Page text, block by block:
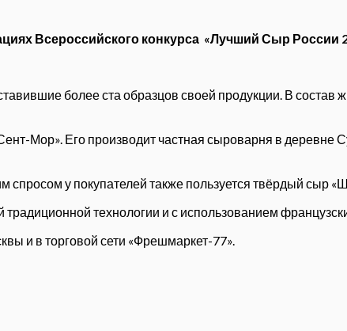
Всероссийского конкурса «Лучший Сыр России
более ста образцов своей продукции. В
Мор». Его производит частная сыроварня в деревне
у покупателей также пользуется твёрдый сыр
технологии и с использованием
и в торговой сети «Фрешмаркет-77».